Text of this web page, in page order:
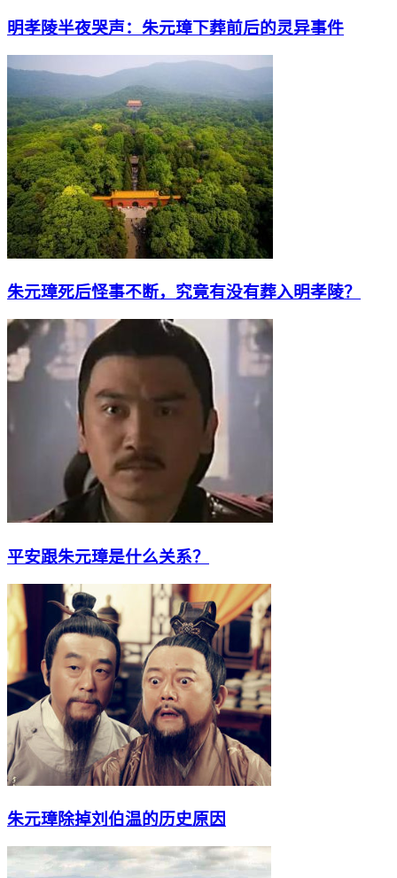
明孝陵半夜哭声：朱元璋下葬前后的灵异事件
朱元璋死后怪事不断，究竟有没有葬入明孝陵？
平安跟朱元璋是什么关系？
朱元璋除掉刘伯温的历史原因